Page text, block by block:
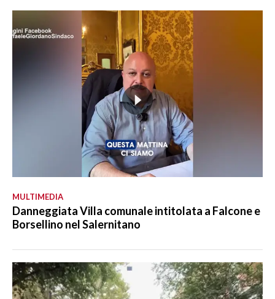
MULTIMEDIA
Danneggiata Villa comunale intitolata a Falcone e
Borsellino nel Salernitano